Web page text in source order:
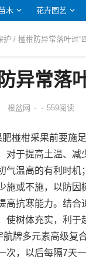
木 花卉园艺
护 / 椪柑防异常落叶过“
异常落
根盆网 · · 559阅读
肥椪柑采果前要施
对于提高土温、减
气温高的有利时机
施或不施，以防因
高抗寒能力。结
使树体充实，利于
航牌多元素高级复
次，以后每隔7天